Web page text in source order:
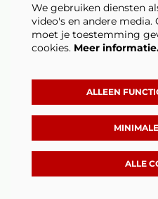
We gebruiken diensten
video's en andere media.
moet je toestemming
cookies. Meer
ALLEEN
ALLE